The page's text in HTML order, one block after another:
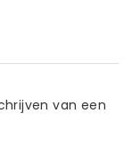
van een